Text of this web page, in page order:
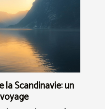
la Scandinavie: un